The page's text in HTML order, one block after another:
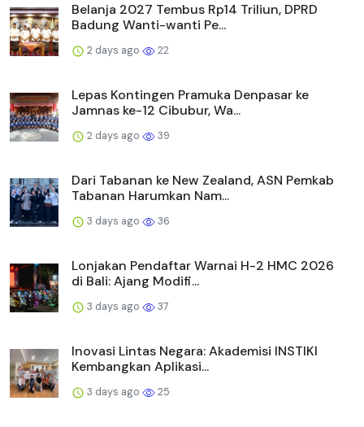
Belanja 2027 Tembus Rp14 Triliun, DPRD
Badung Wanti-wanti Pe...
2 days ago 22
Lepas Kontingen Pramuka Denpasar ke
Jamnas ke-12 Cibubur, Wa...
2 days ago 39
Dari Tabanan ke New Zealand, ASN Pemkab
Tabanan Harumkan Nam...
3 days ago 36
Lonjakan Pendaftar Warnai H-2 HMC 2026
di Bali: Ajang Modifi...
3 days ago 37
Inovasi Lintas Negara: Akademisi INSTIKI
Kembangkan Aplikasi...
3 days ago 25